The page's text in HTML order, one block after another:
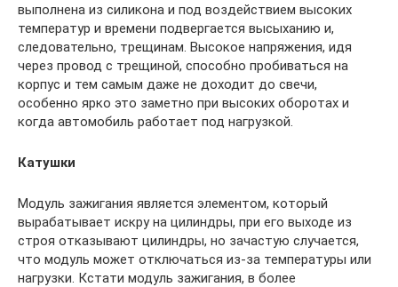
выполнена из силикона и под воздействием высоких
температур и времени подвергается высыханию и,
следовательно, трещинам. Высокое напряжения, идя
через провод с трещиной, способно пробиваться на
корпус и тем самым даже не доходит до свечи,
особенно ярко это заметно при высоких оборотах и
когда автомобиль работает под нагрузкой.
Катушки
Модуль зажигания является элементом, который
вырабатывает искру на цилиндры, при его выходе из
строя отказывают цилиндры, но зачастую случается,
что модуль может отключаться из-за температуры или
нагрузки. Кстати модуль зажигания, в более